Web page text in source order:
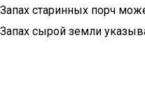
Запах старинных порч
Запах сырой земли